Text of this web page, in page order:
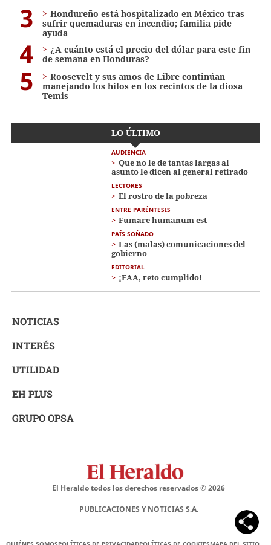
3
Hondureño está hospitalizado en México tras
sufrir quemaduras en incendio; familia pide
ayuda
4
¿A cuánto está el precio del dólar para este fin
de semana en Honduras?
5
Roosevelt y sus amos de Libre continúan
manejando los hilos en los recintos de la diosa
Temis
LO ÚLTIMO
AUDIENCIA
Que no le de tantas largas al
asunto le dicen al general retirado
LECTORES
El rostro de la pobreza
ENTRE PARÉNTESIS
Fumare humanum est
PAÍS SOÑADO
Las (malas) comunicaciones del
gobierno
EDITORIAL
¡EAA, reto cumplido!
NOTICIAS
INTERÉS
UTILIDAD
EH PLUS
GRUPO OPSA
El Heraldo todos los derechos reservados ©2026
PUBLICACIONES Y NOTICIAS S.A.